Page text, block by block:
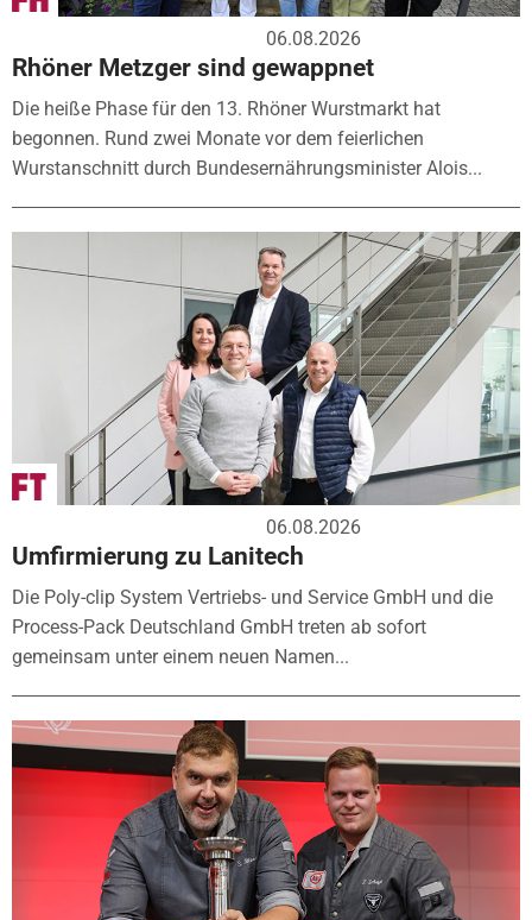
06.08.2026
Rhöner Metzger sind gewappnet
Die heiße Phase für den 13. Rhöner Wurstmarkt hat
begonnen. Rund zwei Monate vor dem feierlichen
Wurstanschnitt durch Bundesernährungsminister Alois...
06.08.2026
Umfirmierung zu Lanitech
Die Poly-clip System Vertriebs- und Service GmbH und die
Process-Pack Deutschland GmbH treten ab sofort
gemeinsam unter einem neuen Namen...